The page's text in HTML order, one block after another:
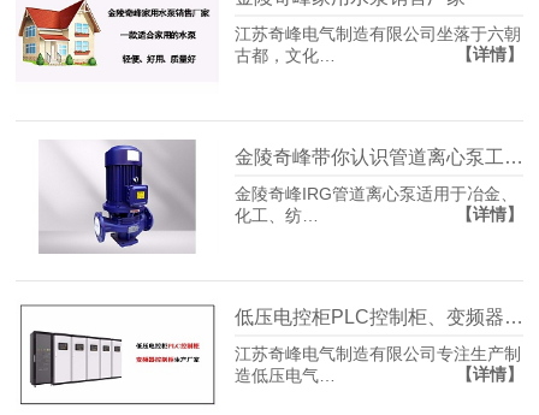
江苏奇峰电气制造有限公司坐落于六朝
古都，文化…
【详情】
金陵奇峰带你认识管道离心泵工作原理
金陵奇峰IRG管道离心泵适用于冶金、
化工、纺…
【详情】
低压电控柜PLC控制柜、变频器控制柜生产厂家-江苏金陵奇峰
江苏奇峰电气制造有限公司专注生产制
造低压电气…
【详情】